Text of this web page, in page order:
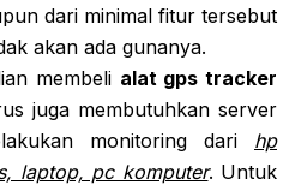
dari minimal fitur tersebut
akan ada gunanya.
membeli alat gps tracker
juga membutuhkan server
monitoring dari hp
laptop, pc komputer. Untuk